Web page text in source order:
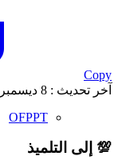
Copy
آخر تحديث : 8 ديسمبر، 2019 – بواسطة
OFPPT
💯 إلى التلميذ